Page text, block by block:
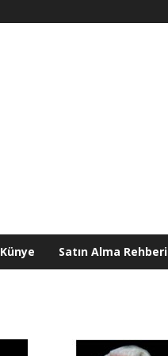
Künye Satın Alma Rehberi